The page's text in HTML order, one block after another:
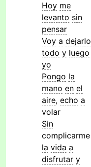
Hoy me
levanto sin
pensar
Voy a dejarlo
todo y luego
yo
Pongo la
mano en el
aire, echo a
volar
Sin
complicarme
la vida a
disfrutar y